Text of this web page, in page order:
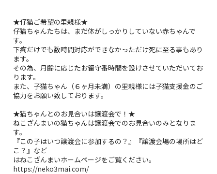
★仔猫ご希望の里親様★
仔猫ちゃんたちは、まだ体がしっかりしていない赤ちゃんで
す。
下痢だけでも数時間対応ができなかっただけ死に至る事もあり
ます。
その為、月齢に応じたお留守番時間を設けさせていただいてお
ります。
また、子猫ちゃん（６ヶ月未満）の里親様には子猫支援金のご
協力をお願い致しております。
★猫ちゃんとのお見合いは譲渡会で！★
ねこざんまいの猫ちゃんは譲渡会でのお見合いのみとなりま
す。
『この子はいつ譲渡会に参加するの？』『譲渡会場の場所はど
こ？』など
はねこざんまいホームページをご覧ください。
https://neko3mai.com/